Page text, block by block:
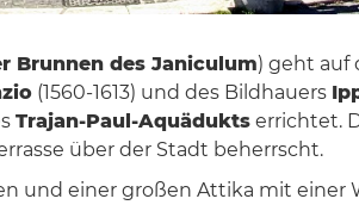
Brunnen des Janiculum) geht auf
(1560-1613) und des Bildhauers
Trajan-Paul-Aquäduktserrichtet.
über der Stadt beherrscht.
und einer großen Attika mit einer